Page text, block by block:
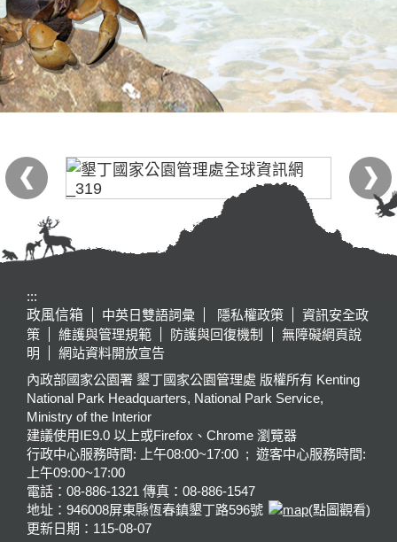
:::
政風信箱
中英日雙語詞彙 隱私權政策
資訊安全政
策
維護與管理規範 防護與回復機制
無障礙網頁說
明
網站資料開放宣告
內政部國家公園署 墾丁國家公園管理處 版權所有 Kenting
National Park Headquarters, National Park Service,
Ministry of the Interior
建議使用IE9.0 以上或Firefox、Chrome 瀏覽器
行政中心服務時間: 上午08:00~17:00 ; 遊客中心服務時間:
上午09:00~17:00
電話：08-886-1321 傳真：08-886-1547
地址：946008屏東縣恆春鎮墾丁路596號
(點圖觀看)
更新日期： 115-08-07